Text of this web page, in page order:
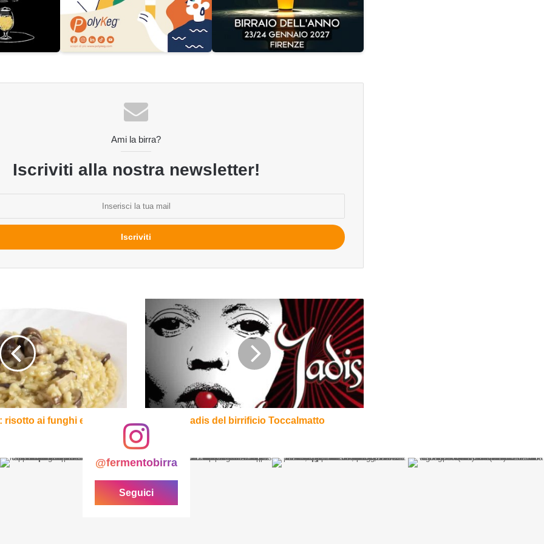
Ami la birra?
Iscriviti alla nostra newsletter!
risotto ai funghi e Bock
del
birrificio
Jadis del birrificio Toccalmatto
@fermentobirra
Seguici